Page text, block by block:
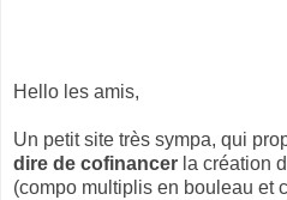
Hello les amis,
Un petit site très sympa, qui
dire de cofinancer la création
(compo multiplis en bouleau et